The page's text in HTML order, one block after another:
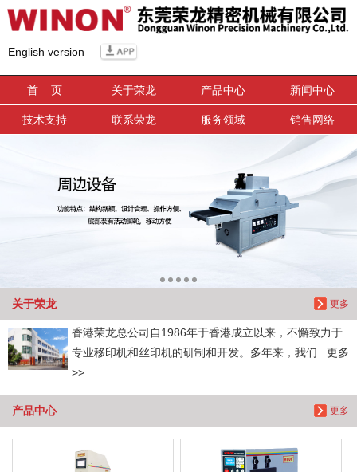
English version
首 页 关于荣龙 产品中心 新闻中心
技术支持 联系荣龙 服务领域 销售网络
更多
关于荣龙
香港荣龙总公司自1986年于香港成立以来，不懈致力于
专业移印机和丝印机的研制和开发。多年来，我们...更多
>>
更多
产品中心
信息搜索
搜索